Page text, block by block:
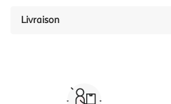
Livraison